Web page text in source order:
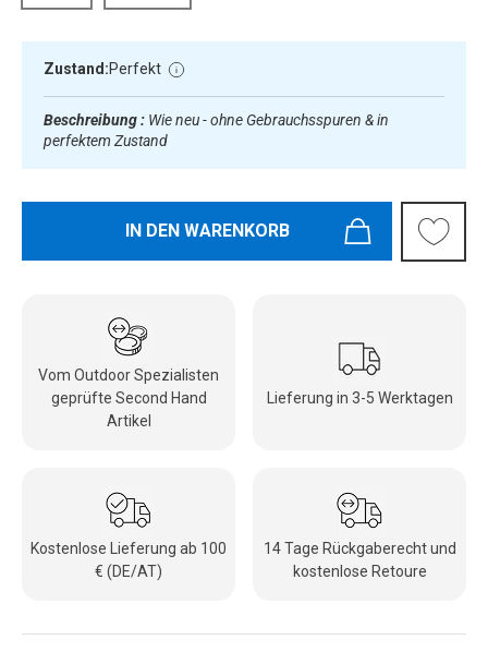
Zustand:Perfekt
Beschreibung : Wie neu - ohne Gebrauchsspuren & in
perfektem Zustand
IN DEN WARENKORB
Vom Outdoor Spezialisten
geprüfte Second Hand
Artikel
Lieferung in 3-5 Werktagen
Kostenlose Lieferung ab 100
€ (DE/AT)
14 Tage Rückgaberecht und
kostenlose Retoure